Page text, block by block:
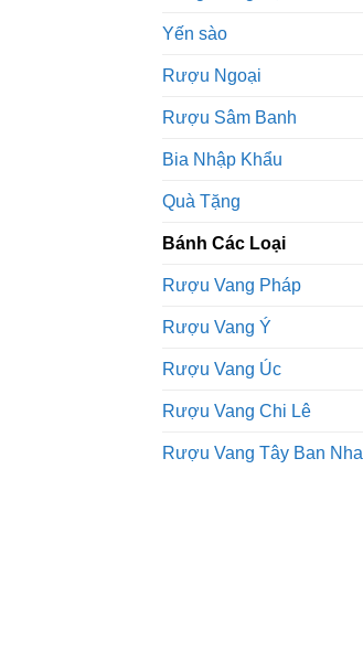
Yến sào
Rượu Ngoại
Rượu Sâm Banh
Bia Nhập Khẩu
Quà Tặng
Bánh Các Loại
Rượu Vang Pháp
Rượu Vang Ý
Rượu Vang Úc
Rượu Vang Chi Lê
Rượu Vang Tây Ban Nha